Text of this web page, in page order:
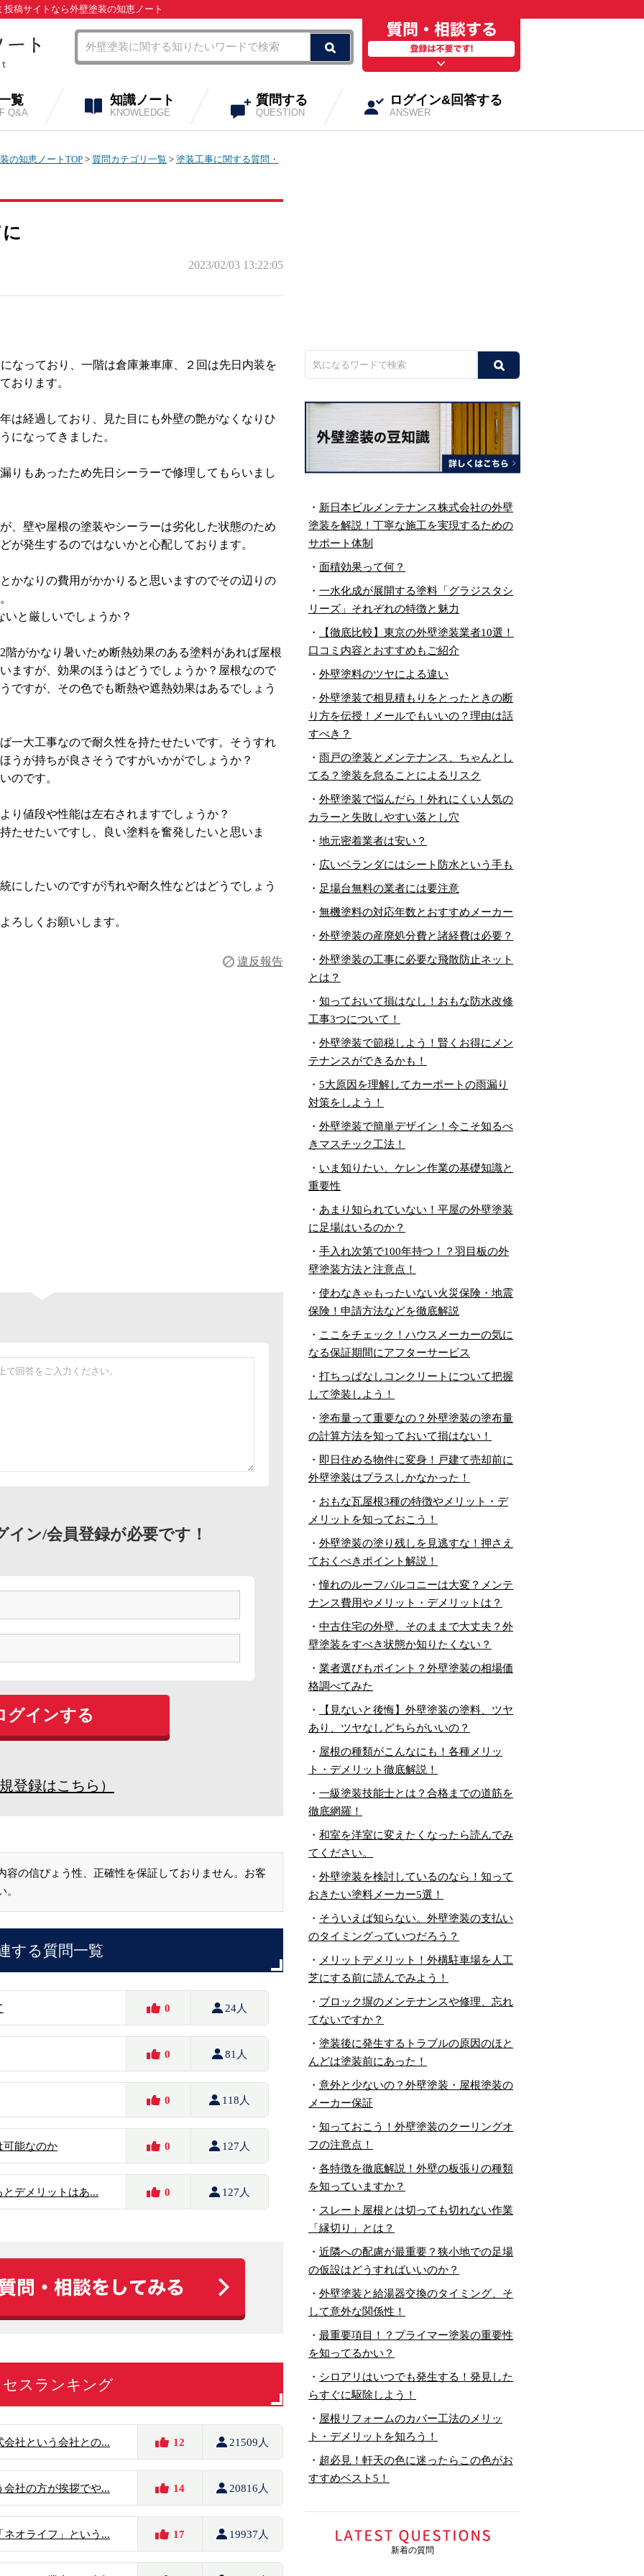
稿サイトなら外壁塗装の知恵ノート
覧
Q&A
知識ノート
KNOWLEDGE
質問する
QUESTION
ログイン&回答する
ANSWER
の知恵ノートTOP > 質問カテゴリ一覧 > 塗装工事に関する質問・
2023/02/03 13:22:05
なっており、一階は倉庫兼車庫、２回は先日内装を
おります。
は経過しており、見た目にも外壁の艶がなくなりひ
になってきました。
りもあったため先日シーラーで修理してもらいまし
、壁や屋根の塗装やシーラーは劣化した状態のため
が発生するのではないかと心配しております。
かなりの費用がかかりると思いますのでその辺りの
いと厳しいでしょうか？
階がかなり暑いため断熱効果のある塗料があれば屋根
ますが、効果のほうはどうでしょうか？屋根なので
ですが、その色でも断熱や遮熱効果はあるでしょう
一大工事なので耐久性を持たせたいです。そうすれ
うが持ちが良さそうですがいかがでしょうか？
のです。
り値段や性能は左右されますでしょうか？
たせたいですし、良い塗料を奮発したいと思いま
にしたいのですが汚れや耐久性などはどうでしょう
ろしくお願いします。
違反報告
イン/会員登録が必要です！
規登録はこちら）
容の信ぴょう性、正確性を保証しておりません。お客
する質問一覧
0 24人
0 81人
0 118人
可能なのか 0 127人
デメリットはあ... 0 127人
セスランキング
社という会社との... 12 21509人
社の方が挨拶でや... 14 20816人
オライフ」という... 17 19937人
・ 新日本ビルメンテナンス株式会社の外壁
塗装を解説！丁寧な施工を実現するための
サポート体制
・ 面積効果って何？
・ 一水化成が展開する塗料「グラジスタシ
リーズ」それぞれの特徴と魅力
・
【徹底比較】東京の外壁塗装業者10選！
口コミ内容とおすすめもご紹介
・ 外壁塗料のツヤによる違い
・ 外壁塗装で相見積もりをとったときの断
り方を伝授！メールでもいいの？理由は話
すべき？
・ 雨戸の塗装とメンテナンス、ちゃんとし
てる？塗装を怠ることによるリスク
・ 外壁塗装で悩んだら！外れにくい人気の
カラーと失敗しやすい落とし穴
・ 地元密着業者は安い？
・ 広いベランダにはシート防水という手も
・ 足場台無料の業者には要注意
・ 無機塗料の対応年数とおすすめメーカー
・ 外壁塗装の産廃処分費と諸経費は必要？
・ 外壁塗装の工事に必要な飛散防止ネット
とは？
・ 知っておいて損はなし！おもな防水改修
工事3つについて！
・ 外壁塗装で節税しよう！賢くお得にメン
テナンスができるかも！
・ 5大原因を理解してカーポートの雨漏り
対策をしよう！
・ 外壁塗装で簡単デザイン！今こそ知るべ
きマスチック工法！
・ いま知りたい、ケレン作業の基礎知識と
重要性
・ あまり知られていない！平屋の外壁塗装
に足場はいるのか？
・ 手入れ次第で100年持つ！？羽目板の外
壁塗装方法と注意点！
・ 使わなきゃもったいない火災保険・地震
保険！申請方法などを徹底解説
・ ここをチェック！ハウスメーカーの気に
なる保証期間にアフターサービス
・ 打ちっぱなしコンクリートについて把握
して塗装しよう！
・ 塗布量って重要なの？外壁塗装の塗布量
の計算方法を知っておいて損はない！
・ 即日住める物件に変身！戸建て売却前に
外壁塗装はプラスしかなかった！
・ おもな瓦屋根3種の特徴やメリット・デ
メリットを知っておこう！
・ 外壁塗装の塗り残しを見逃すな！押さえ
ておくべきポイント解説！
・憧れのルーフバルコニーは大変？メンテ
ナンス費用やメリット・デメリットは？
・ 中古住宅の外壁、そのままで大丈夫？外
壁塗装をすべき状態か知りたくない？
・ 業者選びもポイント？外壁塗装の相場価
格調べてみた
・
【見ないと後悔】外壁塗装の塗料、ツヤ
あり、ツヤなしどちらがいいの？
・ 屋根の種類がこんなにも！各種メリッ
ト・デメリット徹底解説！
・ 一級塗装技能士とは？合格までの道筋を
徹底網羅！
・ 和室を洋室に変えたくなったら読んでみ
てください。
・ 外壁塗装を検討しているのなら！知って
おきたい塗料メーカー5選！
・ そういえば知らない。外壁塗装の支払い
のタイミングっていつだろう？
・ メリットデメリット！外構駐車場を人工
芝にする前に読んでみよう！
・ ブロック塀のメンテナンスや修理、忘れ
てないですか？
・ 塗装後に発生するトラブルの原因のほと
んどは塗装前にあった！
・ 意外と少ないの？外壁塗装・屋根塗装の
メーカー保証
・ 知っておこう！外壁塗装のクーリングオ
フの注意点！
・ 各特徴を徹底解説！外壁の板張りの種類
を知っていますか？
・ スレート屋根とは切っても切れない作業
「縁切り」とは？
・ 近隣への配慮が最重要？狭小地での足場
の仮設はどうすればいいのか？
・ 外壁塗装と給湯器交換のタイミング、そ
して意外な関係性！
・ 最重要項目！？プライマー塗装の重要性
を知ってるかい？
・ シロアリはいつでも発生する！発見した
らすぐに駆除しよう！
・ 屋根リフォームのカバー工法のメリッ
ト・デメリットを知ろう！
・ 超必見！軒天の色に迷ったらこの色がお
すすめベスト5！
新着の質問